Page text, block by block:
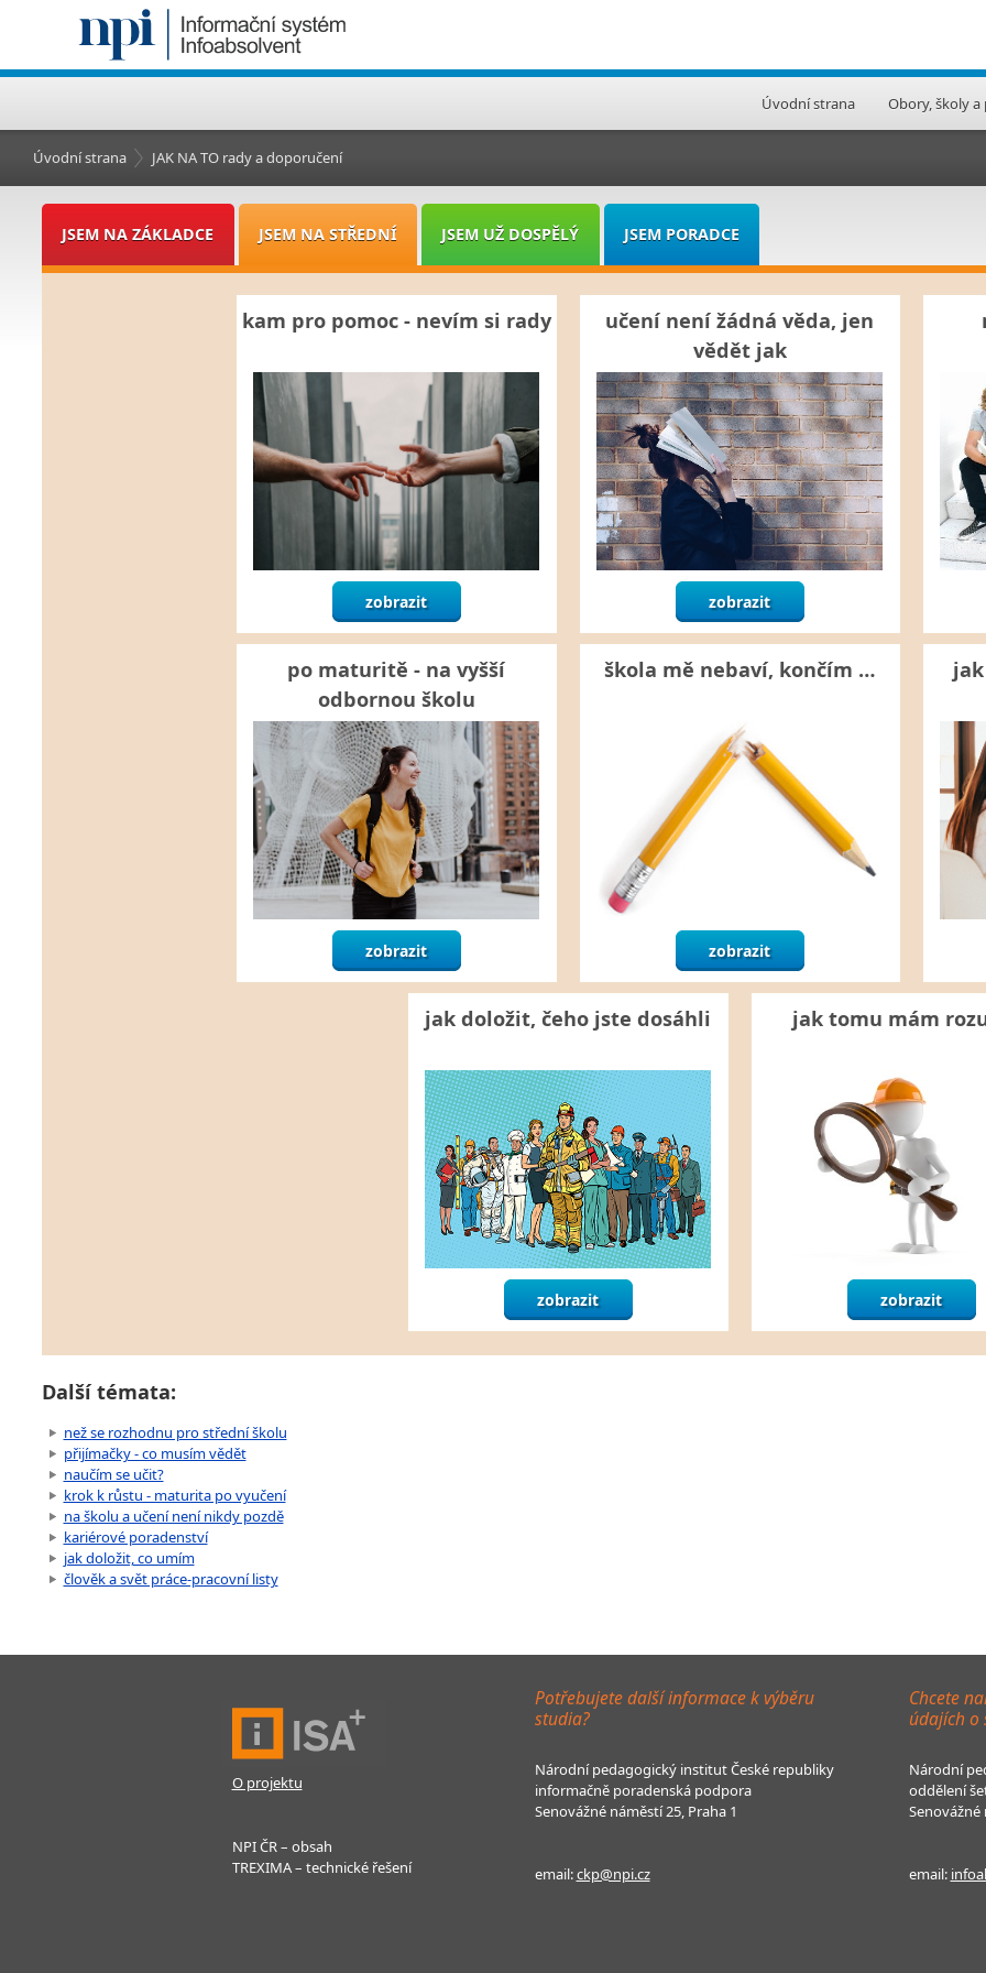
Úvodní strana Obory, školy a
Úvodní strana JAK NA TO rady a doporučení
JSEM NA ZÁKLADCE JSEM NA STŘEDNÍ JSEM UŽ DOSPĚLÝ JSEM PORADCE
kam pro pomoc - nevím si rady
zobrazit
učení není žádná věda, jen
vědět jak
zobrazit
po maturitě - na vyšší
odbornou školu
zobrazit
škola mě nebaví, končím …
zobrazit
jak doložit, čeho jste dosáhli
zobrazit
jak tomu mám
zobrazit
Další témata:
než se rozhodnu pro střední školu
přijímačky - co musím vědět
naučím se učit?
krok k růstu - maturita po vyučení
na školu a učení není nikdy pozdě
kariérové poradenství
jak doložit, co umím
člověk a svět práce-pracovní listy
O projektu
NPI ČR – obsah
TREXIMA – technické řešení
Potřebujete další informace k výběru
studia?
Národní pedagogický institut České republiky
informačně poradenská podpora
Senovážné náměstí 25, Praha 1
email:ckp@npi.cz
Chcete
údajích o
Národní
oddělení
Senovážné
email: